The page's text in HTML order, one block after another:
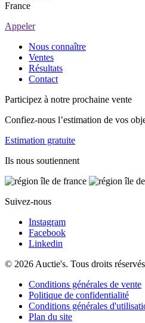
France
Appeler
Nous connaître
Ventes
Résultats
Contact
Participez à notre prochaine vente
Confiez-nous l’estimation de vos
Estimation gratuite
Ils nous soutiennent
Suivez-nous
Instagram
Facebook
Linkedin
© 2026 Auctie's. Tous droits réservés
Conditions générales de vente
Politique de confidentialité
Conditions générales
Plan du site